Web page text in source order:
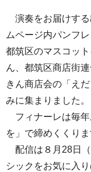
演奏をお届けする
ムページ内パンフ
都筑区のマスコッ
ん、都筑区商店街
きん商店会の「え
みに集まりました。
フィナーレは毎年
を」で締めくくりま
配信は８月28日（
シックをお気に入